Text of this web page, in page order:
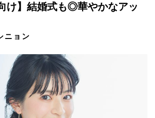
け】結婚式も◎華やかなアッ
ニョン